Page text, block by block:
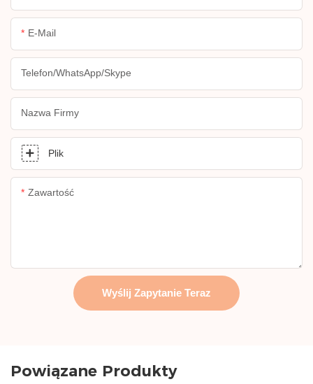
E-Mail
Telefon/WhatsApp/Skype
Nazwa Firmy
Plik
Zawartość
Wyślij Zapytanie Teraz
Powiązane Produkty